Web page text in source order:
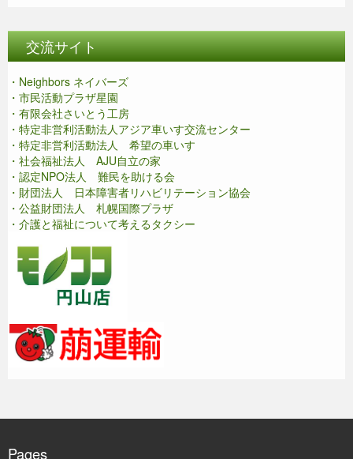
交流サイト
・Neighbors ネイバーズ
・市民活動プラザ星園
・有限会社さいとう工房
・特定非営利活動法人アジア車いす交流センター
・特定非営利活動法人 希望の車いす
・社会福祉法人 AJU自立の家
・認定NPO法人 難民を助ける会
・財団法人 日本障害者リハビリテーション協会
・公益財団法人 札幌国際プラザ
・介護と福祉について考えるタクシー
Pages